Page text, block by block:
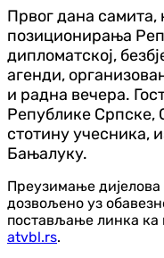
Првог дана самита,
позиционирања
дипломатској,
агенди,
и радна вечера.
Републике
стотину учесника,
Бањалуку.
Преузимање дијелова
дозвољено уз
постављање линка ка
atvbl.rs.